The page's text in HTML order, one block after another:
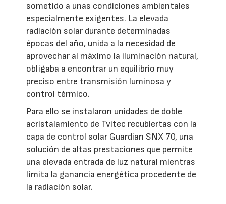
sometido a unas condiciones ambientales
especialmente exigentes. La elevada
radiación solar durante determinadas
épocas del año, unida a la necesidad de
aprovechar al máximo la iluminación natural,
obligaba a encontrar un equilibrio muy
preciso entre transmisión luminosa y
control térmico.
Para ello se instalaron unidades de doble
acristalamiento de Tvitec recubiertas con la
capa de control solar Guardian SNX 70, una
solución de altas prestaciones que permite
una elevada entrada de luz natural mientras
limita la ganancia energética procedente de
la radiación solar.